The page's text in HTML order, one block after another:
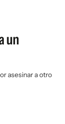
un
asesinar a otro